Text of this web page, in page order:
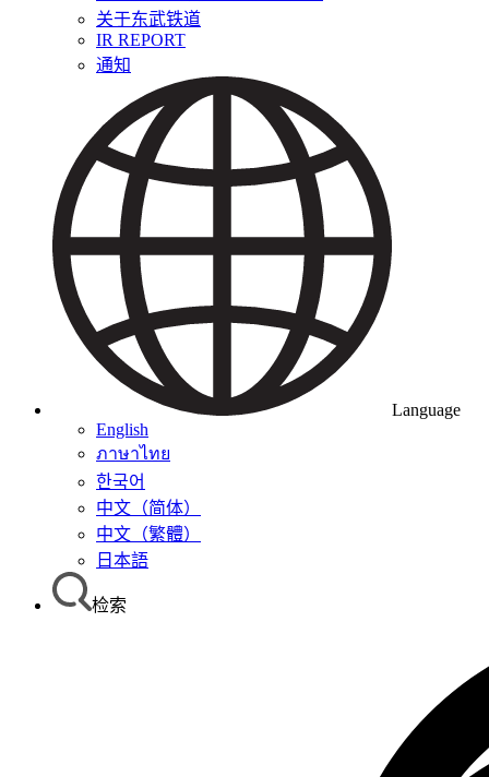
关于东武铁道
IR REPORT
通知
Language
English
ภาษาไทย
한국어
中文（简体）
中文（繁體）
日本語
检索